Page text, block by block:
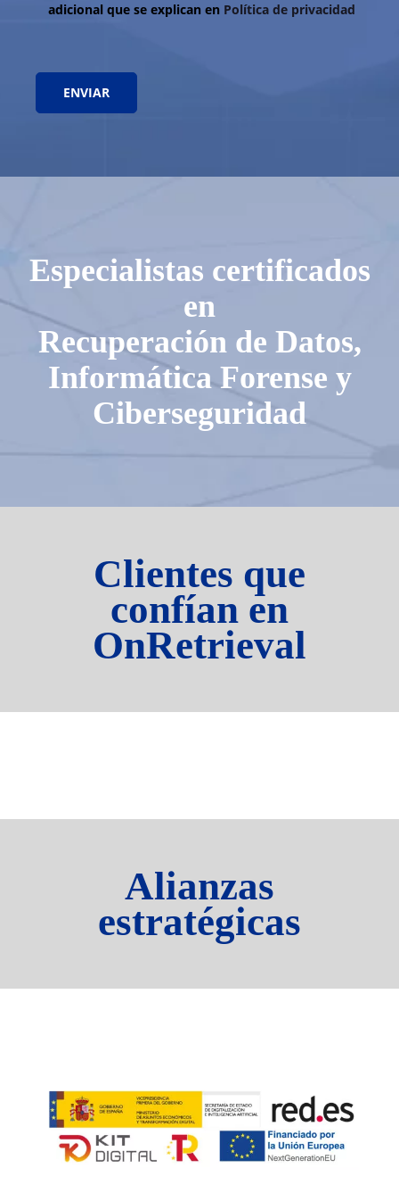
adicional que se explican en Política de privacidad
Especialistas certificados
en
Recuperación de Datos,
Informática Forense y
Ciberseguridad
Clientes que
confían en
OnRetrieval
Alianzas
estratégicas